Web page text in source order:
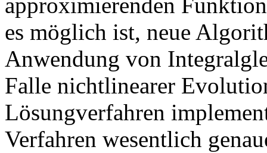
approximierenden
es möglich ist, neue
Anwendung von
Falle nichtlinearer
Lösungverfahren
Verfahren wesentlich